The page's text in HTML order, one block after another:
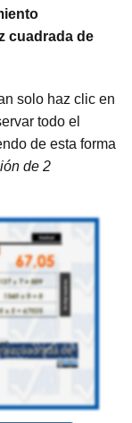
cuadrada de
solo haz clic en
todo el
de esta forma
de 2